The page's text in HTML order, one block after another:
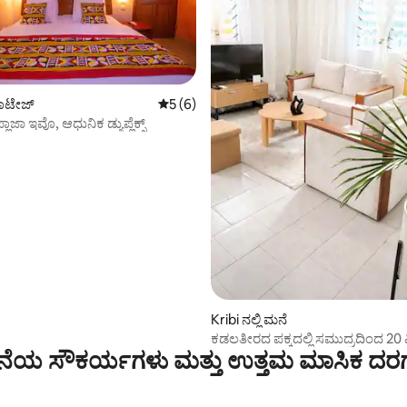
29 ವಿಮರ್ಶೆಗಳು
5 ರಲ್ಲಿ 5 ಸರಾಸರಿ ರೇಟಿಂಗ್, 6 ವಿಮರ್ಶೆಗಳು
5 (6)
ಇವೊ, ಆಧುನಿಕ ಡ್ಯುಪ್ಲೆಕ್ಸ್
Kribi ನಲ್ಲಿ ಮನೆ
ಕಡಲತೀರದ ಪಕ್ಕದಲ್ಲಿ ಸಮುದ್ರದಿಂದ 20
ಸೌಕರ್ಯಗಳು, ವೈ-ಫೈ.
ಸೌಕರ್ಯಗಳು ಮತ್ತು ಉತ್ತಮ ಮಾಸಿಕ